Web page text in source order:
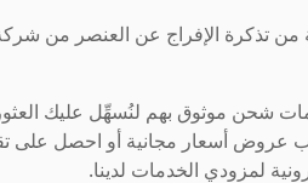
تذكرة الإفراج عن العنصر من
شحن موثوق بهم لنُسهِّل عليك
عروض أسعار مجانية أو احصل على
لمزودي الخدمات لدينا.